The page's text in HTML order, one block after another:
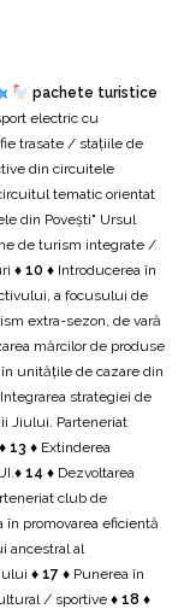
pachete turistice
electric cu
trasate / stațiile de
din circuitele
tematic orientat
din Povești" Ursul
de turism integrate /
♦ 10 ♦ Introducerea în
a focusului de
extra-sezon, de vară
mărcilor de produse
unitățile de cazare din
Integrarea strategiei de
Jiului. Parteneriat
♦ 13 ♦ Extinderea
♦ 14 ♦ Dezvoltarea
club de
în promovarea eficientă
ancestral al
♦ 17 ♦ Punerea în
/ sportive ♦ 18 ♦